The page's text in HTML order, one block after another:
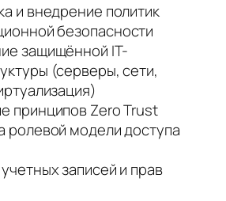
и внедрение политик
безопасности
защищённой IT-
(серверы, сети,
принципов Zero Trust
ролевой модели доступа
записей и прав